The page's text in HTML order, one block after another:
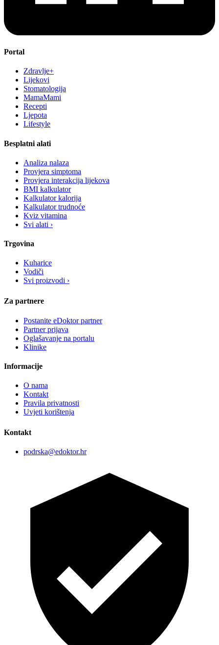
Portal
Zdravlje+
Lijekovi
Stomatologija
MamaMami
Recepti
Ljepota
Lifestyle
Besplatni alati
Analiza nalaza
Provjera simptoma
Provjera interakcija lijekova
BMI kalkulator
Kalkulator kalorija
Kalkulator trudnoće
Kviz vitamina
Svi alati ›
Trgovina
Kuharice
Vodiči
Svi proizvodi ›
Za partnere
Postanite eDoktor partner
Partner prijava
Oglašavanje na portalu
Klinike
Informacije
O nama
Kontakt
Pravila privatnosti
Uvjeti korištenja
Kontakt
podrska@edoktor.hr